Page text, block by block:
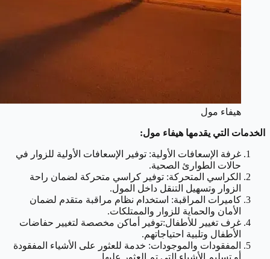
هيفاء مول
الخدمات التي يقدمها هيفاء مول:
غرفة الإسعافات الأولية: توفير الإسعافات الأولية للزوار في
حالات الطوارئ الصحية.
الكراسي المتحركة: توفير كراسي متحركة لضمان راحة
الزوار وتسهيل التنقل داخل المول.
كاميرات المراقبة: استخدام نظام مراقبة متقدم لضمان
الأمان والحماية للزوار والممتلكات.
غرف تغيير للأطفال:توفير أماكن مخصصة لتغيير حفاضات
الأطفال وتلبية احتياجاتهم.
المفقودات والموجودات: خدمة للعثور على الأشياء المفقودة
أو تسليم الأشياء التي تم العثور عليها.